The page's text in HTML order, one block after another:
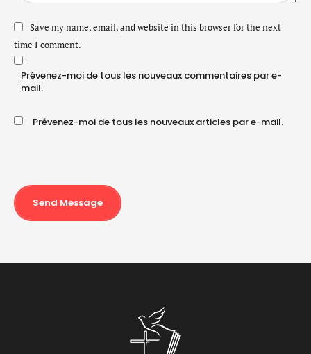
Save my name, email, and website in this browser for the next
time I comment.
Prévenez-moi de tous les nouveaux commentaires par e-
mail.
Prévenez-moi de tous les nouveaux articles par e-mail.
Send Message